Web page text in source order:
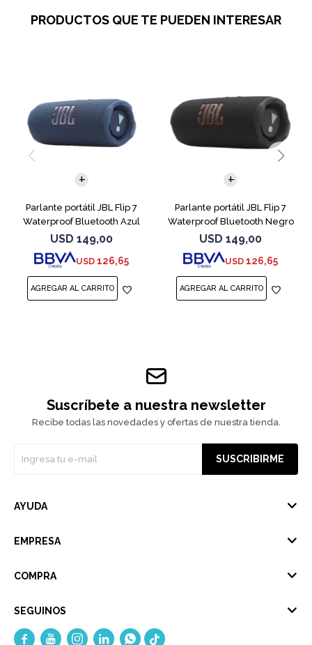
PRODUCTOS QUE TE PUEDEN INTERESAR
Parlante portátil JBL Flip 7
Waterproof Bluetooth Azul
USD 149,00
USD 126,65
Parlante portátil JBL Flip 7
Waterproof Bluetooth Negro
USD 149,00
USD 126,65
Suscríbete a nuestra newsletter
Recibe todas las novedades y ofertas de nuestra tienda.
SUSCRIBIRME
AYUDA
EMPRESA
COMPRA
SEGUINOS
    